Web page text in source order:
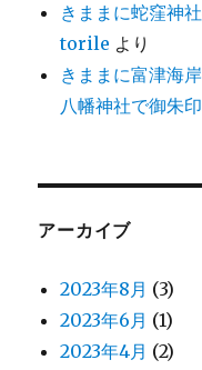
きままに蛇窪神
torile より
きままに富津海
八幡神社で御朱印
アーカイブ
2023年8月 (3)
2023年6月 (1)
2023年4月 (2)